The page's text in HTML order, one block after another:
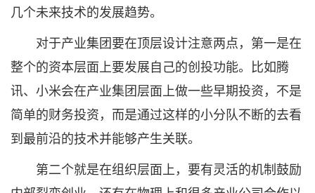
几个未来技术的发展趋势。
对于产业集团要在顶层设计注意两点，第一是在
整个的资本层面上要发展自己的创投功能。比如腾
讯、小米会在产业集团层面上做一些早期投资，不是
简单的财务投资，而是通过这样的小分队不断的去看
到最前沿的技术并能够产生关联。
第二个就是在组织层面上，要有灵活的机制鼓励